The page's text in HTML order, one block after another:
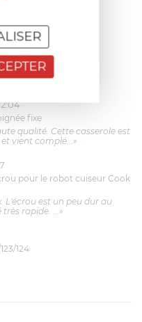
fixe
qualité. Cette casserole est
vient complé...»
pour le robot cuiseur Cook
L'écrou est un peu dur au
rapide. ...»
124